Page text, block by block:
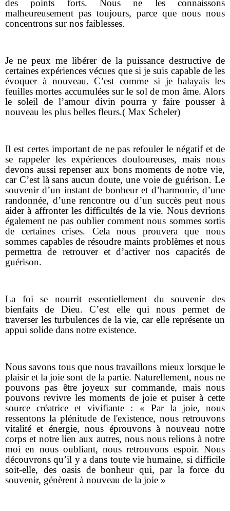
des points forts. Nous ne les connaissons
malheureusement pas toujours, parce que nous nous
concentrons sur nos faiblesses.
Je ne peux me libérer de la puissance destructive de
certaines expériences vécues que si je suis capable de les
évoquer à nouveau. C’est comme si je balayais les
feuilles mortes accumulées sur le sol de mon âme. Alors
le soleil de l’amour divin pourra y faire pousser à
nouveau les plus belles fleurs.( Max Scheler)
Il est certes important de ne pas refouler le négatif et de
se rappeler les expériences douloureuses, mais nous
devons aussi repenser aux bons moments de notre vie,
car C’est là sans aucun doute, une voie de guérison. Le
souvenir d’un instant de bonheur et d’harmonie, d’une
randonnée, d’une rencontre ou d’un succès peut nous
aider à affronter les difficultés de la vie. Nous devrions
également ne pas oublier comment nous sommes sortis
de certaines crises. Cela nous prouvera que nous
sommes capables de résoudre maints problèmes et nous
permettra de retrouver et d’activer nos capacités de
guérison.
La foi se nourrit essentiellement du souvenir des
bienfaits de Dieu. C’est elle qui nous permet de
traverser les turbulences de la vie, car elle représente un
appui solide dans notre existence.
Nous savons tous que nous travaillons mieux lorsque le
plaisir et la joie sont de la partie. Naturellement, nous ne
pouvons pas être joyeux sur commande, mais nous
pouvons revivre les moments de joie et puiser à cette
source créatrice et vivifiante : « Par la joie, nous
ressentons la plénitude de l'existence, nous retrouvons
vitalité et énergie, nous éprouvons à nouveau notre
corps et notre lien aux autres, nous nous relions à notre
moi en nous oubliant, nous retrouvons espoir. Nous
découvrons qu’il y a dans toute vie humaine, si difficile
soit-elle, des oasis de bonheur qui, par la force du
souvenir, génèrent à nouveau de la joie »